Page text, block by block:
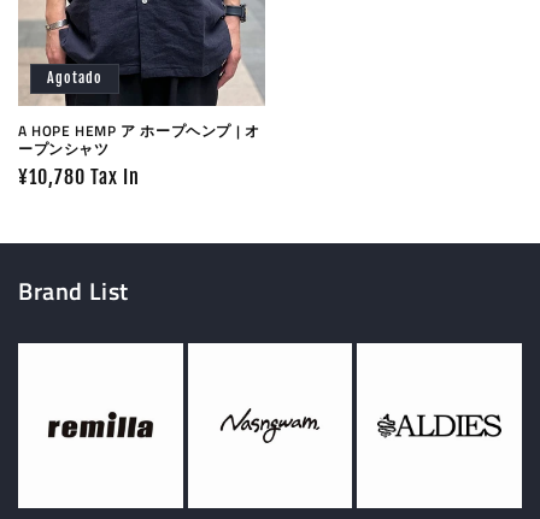
Agotado
A HOPE HEMP ア ホープヘンプ | オ
ープンシャツ
Precio
¥10,780 Tax In
Brand List